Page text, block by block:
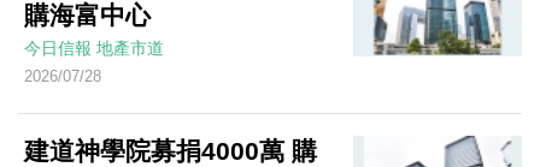
購海富中心
今日信報 地產市道
2026/07/28
建道神學院募捐4000萬 購